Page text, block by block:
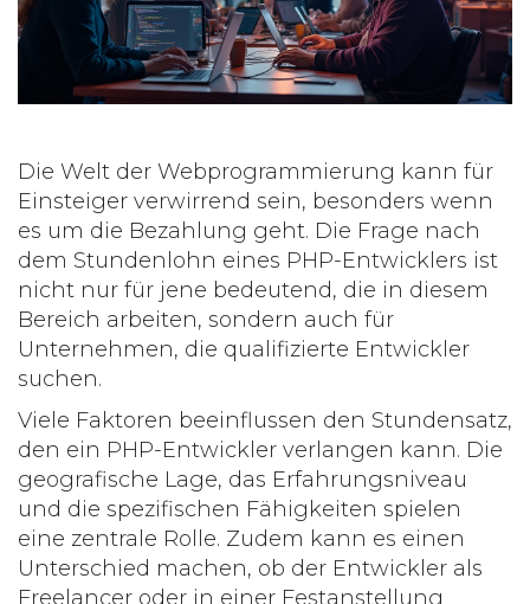
Die Welt der Webprogrammierung kann für
Einsteiger verwirrend sein, besonders wenn
es um die Bezahlung geht. Die Frage nach
dem Stundenlohn eines PHP-Entwicklers ist
nicht nur für jene bedeutend, die in diesem
Bereich arbeiten, sondern auch für
Unternehmen, die qualifizierte Entwickler
suchen.
Viele Faktoren beeinflussen den Stundensatz,
den ein PHP-Entwickler verlangen kann. Die
geografische Lage, das Erfahrungsniveau
und die spezifischen Fähigkeiten spielen
eine zentrale Rolle. Zudem kann es einen
Unterschied machen, ob der Entwickler als
Freelancer oder in einer Festanstellung